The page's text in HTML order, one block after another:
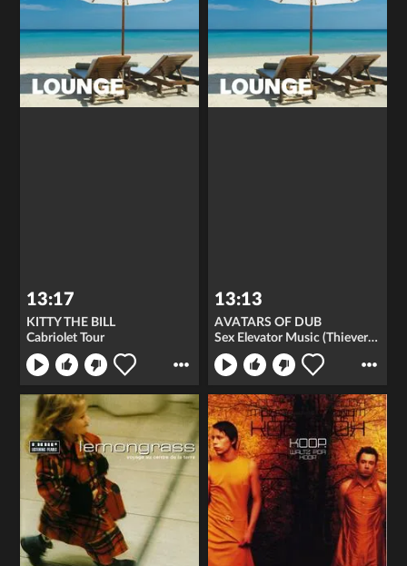
13:17
KITTY THE BILL
Cabriolet Tour
13:13
AVATARS OF DUB
Sex Elevator Music (Thievery Corporation Mix)